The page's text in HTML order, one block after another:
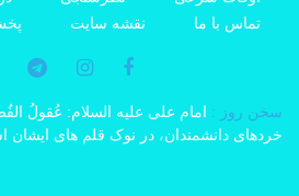
تماس با ما
نقشه سایت
سخن روز : امام على علیه السلام: عُقولُ
خردهاى دانشمندان، در نوک قلم هاى ایشان